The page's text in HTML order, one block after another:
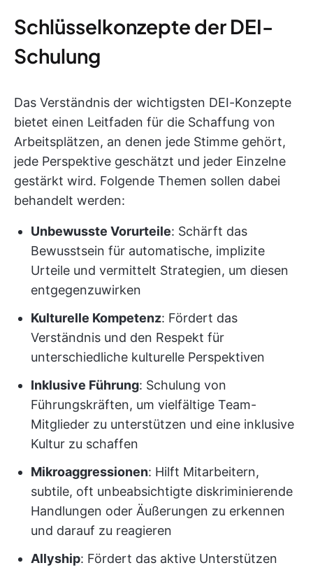
Schlüsselkonzepte der DEI-
Schulung
Das Verständnis der wichtigsten DEI-Konzepte
bietet einen Leitfaden für die Schaffung von
Arbeitsplätzen, an denen jede Stimme gehört,
jede Perspektive geschätzt und jeder Einzelne
gestärkt wird. Folgende Themen sollen dabei
behandelt werden:
Unbewusste Vorurteile: Schärft das
Bewusstsein für automatische, implizite
Urteile und vermittelt Strategien, um diesen
entgegenzuwirken
Kulturelle Kompetenz: Fördert das
Verständnis und den Respekt für
unterschiedliche kulturelle Perspektiven
Inklusive Führung: Schulung von
Führungskräften, um vielfältige Team-
Mitglieder zu unterstützen und eine inklusive
Kultur zu schaffen
Mikroaggressionen: Hilft Mitarbeitern,
subtile, oft unbeabsichtigte diskriminierende
Handlungen oder Äußerungen zu erkennen
und darauf zu reagieren
Allyship: Fördert das aktive Unterstützen